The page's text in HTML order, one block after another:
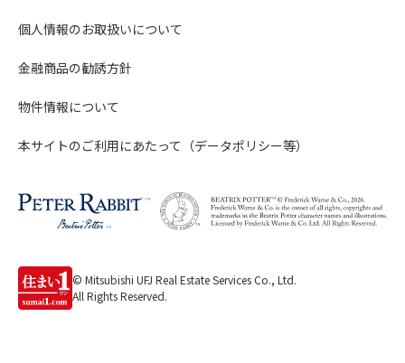
個人情報のお取扱いについて
金融商品の勧誘方針
物件情報について
本サイトのご利用にあたって（データポリシー等）
© Mitsubishi UFJ Real Estate Services Co., Ltd.
All Rights Reserved.